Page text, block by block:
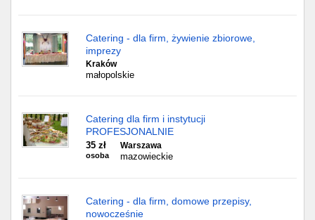
Catering - dla firm, żywienie zbiorowe,
imprezy
Kraków
małopolskie
Catering dla firm i instytucji
PROFESJONALNIE
35 zł
osoba
Warszawa
mazowieckie
Catering - dla firm, domowe przepisy,
nowocześnie